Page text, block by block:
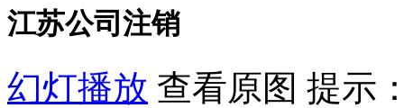
江苏公司注销
幻灯播放 查看原图 提示